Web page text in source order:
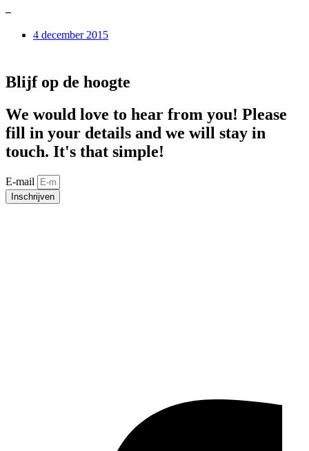
–
4 december 2015
Blijf op de hoogte
We would love to hear from you! Please
fill in your details and we will stay in
touch. It's that simple!
E-mail
Inschrijven